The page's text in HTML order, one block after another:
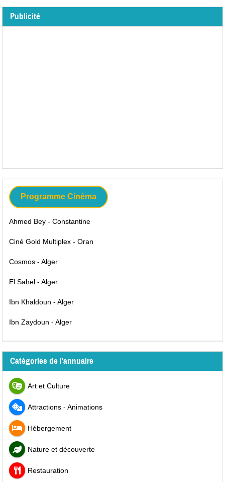
Publicité
Programme Cinéma
Ahmed Bey - Constantine
Ciné Gold Multiplex - Oran
Cosmos - Alger
El Sahel - Alger
Ibn Khaldoun - Alger
Ibn Zaydoun - Alger
Catégories de l'annuaire
Art et Culture
Attractions - Animations
Hébergement
Nature et découverte
Restauration